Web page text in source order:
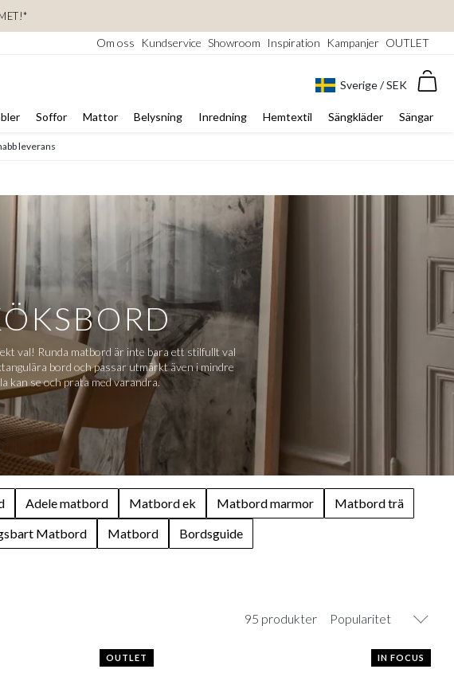
Om oss Kundservice Showroom Inspiration Kampanjer OUTLET
Sverige / SEK
Soffor Mattor Belysning Inredning Hemtextil Sängkläder Sängar
leverans
val! Runda matbord är inte bara ett stilfullt val
bord och passar utmärkt även i mindre
kan se och prata med varandra.
Adele matbord Matbord ek Matbord marmor
Matbord trä
Matbord Matbord Bordsguide
95 produkter Popularitet
OUTLET IN FOCUS